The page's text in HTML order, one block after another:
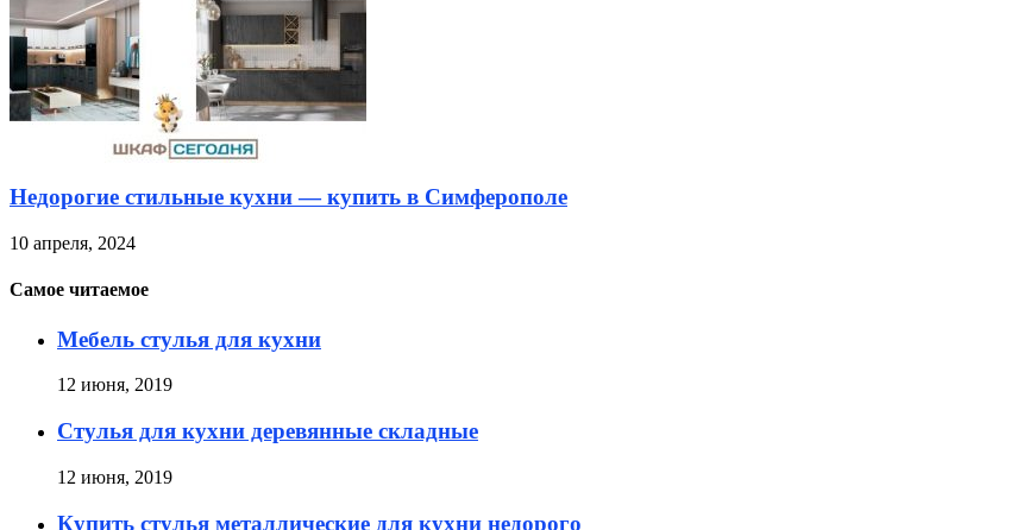
Недорогие стильные кухни — купить в Симферополе
10 апреля, 2024
Самое читаемое
Мебель стулья для кухни
12 июня, 2019
Стулья для кухни деревянные складные
12 июня, 2019
Купить стулья металлические для кухни недорого